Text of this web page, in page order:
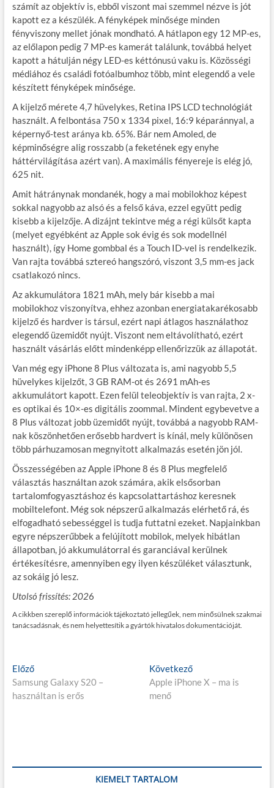
számít az objektív is, ebből viszont mai szemmel nézve is jót
kapott ez a készülék. A fényképek minősége minden
fényviszony mellet jónak mondható. A hátlapon egy 12 MP-es,
az előlapon pedig 7 MP-es kamerát találunk, továbbá helyet
kapott a hátulján négy LED-es kéttónusú vaku is. Közösségi
médiához és családi fotóalbumhoz több, mint elegendő a vele
készített fényképek minősége.
A kijelző mérete 4,7 hüvelykes, Retina IPS LCD technológiát
használt. A felbontása 750 x 1334 pixel, 16:9 képaránnyal, a
képernyő-test aránya kb. 65%. Bár nem Amoled, de
képminőségre alig rosszabb (a feketének egy enyhe
háttérvilágítása azért van). A maximális fényereje is elég jó,
625 nit.
Amit hátránynak mondanék, hogy a mai mobilokhoz képest
sokkal nagyobb az alsó és a felső káva, ezzel együtt pedig
kisebb a kijelzője. A dizájnt tekintve még a régi külsőt kapta
(melyet egyébként az Apple sok évig és sok modellnél
használt), így Home gombbal és a Touch ID-vel is rendelkezik.
Van rajta továbbá sztereó hangszóró, viszont 3,5 mm-es jack
csatlakozó nincs.
Az akkumulátora 1821 mAh, mely bár kisebb a mai
mobilokhoz viszonyítva, ehhez azonban energiatakarékosabb
kijelző és hardver is társul, ezért napi átlagos használathoz
elegendő üzemidőt nyújt. Viszont nem eltávolítható, ezért
használt vásárlás előtt mindenképp ellenőrizzük az állapotát.
Van még egy iPhone 8 Plus változata is, ami nagyobb 5,5
hüvelykes kijelzőt, 3 GB RAM-ot és 2691 mAh-es
akkumulátort kapott. Ezen felül teleobjektív is van rajta, 2 x-
es optikai és 10×-es digitális zoommal. Mindent egybevetve a
8 Plus változat jobb üzemidőt nyújt, továbbá a nagyobb RAM-
nak köszönhetően erősebb hardvert is kínál, mely különösen
több párhuzamosan megnyitott alkalmazás esetén jön jól.
Összességében az Apple iPhone 8 és 8 Plus megfelelő
választás használtan azok számára, akik elsősorban
tartalomfogyasztáshoz és kapcsolattartáshoz keresnek
mobiltelefont. Még sok népszerű alkalmazás elérhető rá, és
elfogadható sebességgel is tudja futtatni ezeket. Napjainkban
egyre népszerűbbek a felújított mobilok, melyek hibátlan
állapotban, jó akkumulátorral és garanciával kerülnek
értékesítésre, amennyiben egy ilyen készüléket választunk,
az sokáig jó lesz.
Utolsó frissítés: 2026
A cikkben szereplő információk tájékoztató jellegűek, nem minősülnek szakmai
tanácsadásnak, és nem helyettesítik a gyártók hivatalos dokumentációját.
Bejegyzés
navigáció
ElőzőE
l
ő
Samsung Galaxy S20 –
használtan is erős
KövetkezőK
ö
Apple iPhone X – ma is
menő
KIEMELT TARTALOM